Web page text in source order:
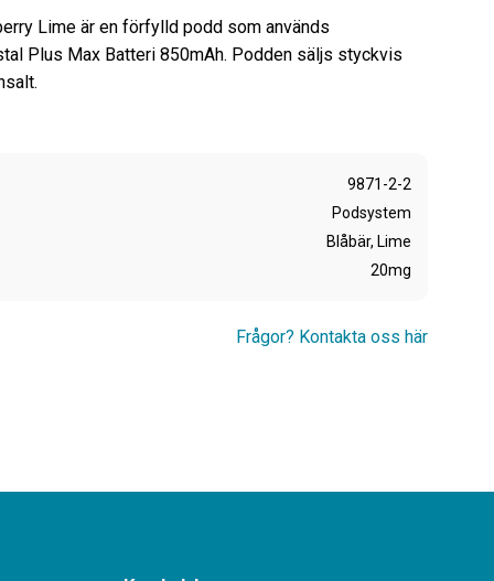
9871-2-2
Podsystem
Blåbär, Lime
20mg
Frågor? Kontakta oss här
Lime är en förfylld podd som används
Plus Max Batteri 850mAh. Podden säljs styckvis